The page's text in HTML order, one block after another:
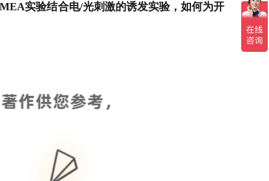
实验结合电/光刺激的诱发实验，如何为开